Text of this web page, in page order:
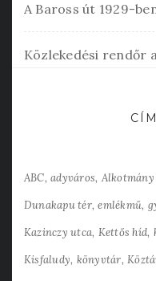
A Baross út 1929-
Közlekedési rendőr
ABC adyváros
Dunakapu tér emlékmű
Kazinczy utca Kettős híd
Kisfaludy könyvtár